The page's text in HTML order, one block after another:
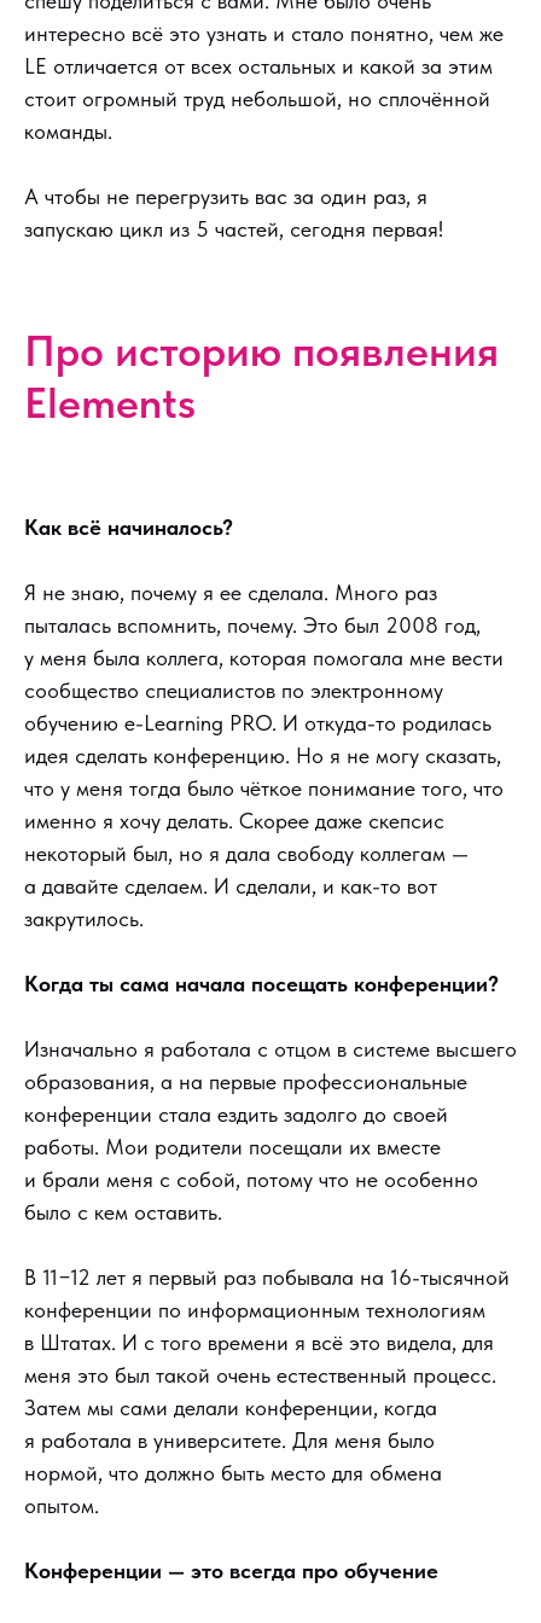
интересно всё это узнать и стало понятно, чем же
LE отличается от всех остальных и какой за этим
стоит огромный труд небольшой, но сплочённой
команды.
А чтобы не перегрузить вас за один раз, я
запускаю цикл из 5 частей, сегодня первая!
Про историю появления
Elements
Как всё начиналось?
Я не знаю, почему я ее сделала. Много раз
пыталась вспомнить, почему. Это был 2008 год,
у меня была коллега, которая помогала мне вести
сообщество специалистов по электронному
обучению e-Learning PRO. И откуда-то родилась
идея сделать конференцию. Но я не могу сказать,
что у меня тогда было чёткое понимание того, что
именно я хочу делать. Скорее даже скепсис
некоторый был, но я дала свободу коллегам —
а давайте сделаем. И сделали, и как-то вот
закрутилось.
Когда ты сама начала посещать конференции?
Изначально я работала с отцом в системе высшего
образования, а на первые профессиональные
конференции стала ездить задолго до своей
работы. Мои родители посещали их вместе
и брали меня с собой, потому что не особенно
было с кем оставить.
В 11−12 лет я первый раз побывала на 16-тысячной
конференции по информационным технологиям
в Штатах. И с того времени я всё это видела, для
меня это был такой очень естественный процесс.
Затем мы сами делали конференции, когда
я работала в университете. Для меня было
нормой, что должно быть место для обмена
опытом.
Конференции — это всегда про обучение